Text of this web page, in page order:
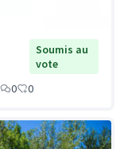
Soumis au
vote
0 0